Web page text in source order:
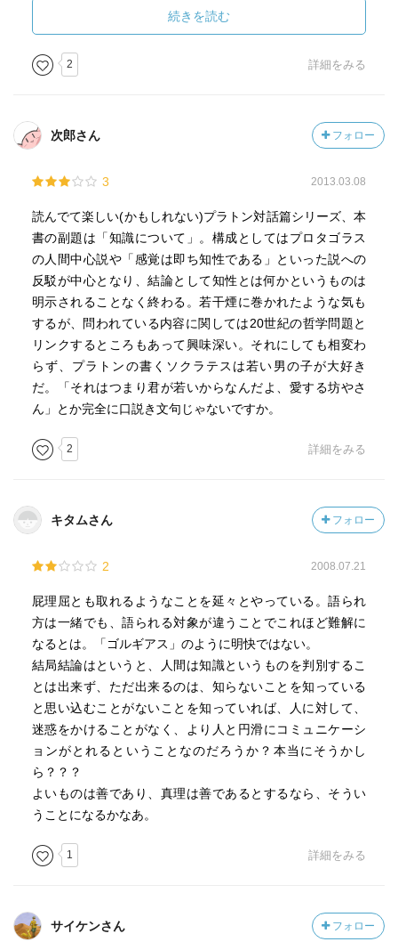
話篇も読みたいと思いました。但し、もう少し予習をして
から(笑)。
続きを読む
2 詳細をみる
次郎さん フォロー
3 2013.03.08
読んでて楽しい(かもしれない)プラトン対話篇シリーズ、本
書の副題は「知識について」。構成としてはプロタゴラス
の人間中心説や「感覚は即ち知性である」といった説への
反駁が中心となり、結論として知性とは何かというものは
明示されることなく終わる。若干煙に巻かれたような気も
するが、問われている内容に関しては20世紀の哲学問題と
リンクするところもあって興味深い。それにしても相変わ
らず、プラトンの書くソクラテスは若い男の子が大好き
だ。「それはつまり君が若いからなんだよ、愛する坊やさ
ん」とか完全に口説き文句じゃないですか。
2 詳細をみる
キタムさん フォロー
2 2008.07.21
屁理屈とも取れるようなことを延々とやっている。語られ
方は一緒でも、語られる対象が違うことでこれほど難解に
なるとは。「ゴルギアス」のように明快ではない。
結局結論はというと、人間は知識というものを判別するこ
とは出来ず、ただ出来るのは、知らないことを知っている
と思い込むことがないことを知っていれば、人に対して、
迷惑をかけることがなく、より人と円滑にコミュニケーシ
ョンがとれるということなのだろうか？本当にそうかし
ら？？？
よいものは善であり、真理は善であるとするなら、そうい
うことになるかなあ。
1 詳細をみる
サイケンさん フォロー